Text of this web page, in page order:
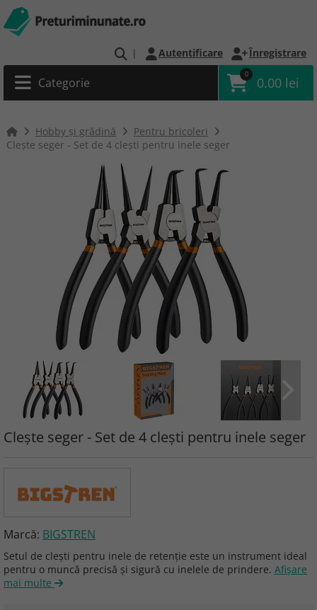
| Autentificare Înregistrare
Categorie
0
0.00 lei
Hobby și grădină
Pentru bricoleri
Clește seger - Set de 4 clești pentru inele seger
Clește seger - Set de 4 clești pentru inele seger
Marcă: BIGSTREN
Setul de clești pentru inele de retenție este un instrument ideal
pentru o muncă precisă și sigură cu inelele de prindere. Afişare
mai multe